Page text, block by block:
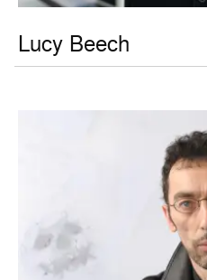
Lucy Beech